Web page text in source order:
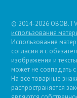
© 2014-2026
использования
Использование
согласия и с
изображения и
может не совпадать
На все товарные
распространяется